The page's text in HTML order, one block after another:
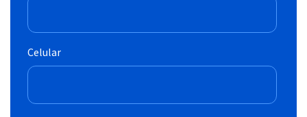
Celular